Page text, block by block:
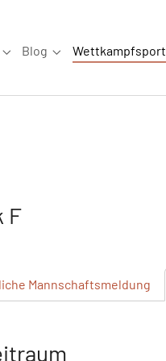
Submenu for "News"
Blog
Submenu for "Blog"
Wettkampfsport
F
Mannschaftsmeldung